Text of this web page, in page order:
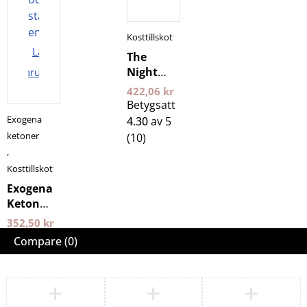
Lägg i
varukorgen
Exogena
ketoner
,
Kosttillskott
Exogena
Ketoner
Wild
Raspberry
150
BeKeto
352,50 kr
Kosttillskott
The
Night
400 g 24
Edge
422,06 kr
Betygsatt
4.30av 5
(10)
Compare(0)